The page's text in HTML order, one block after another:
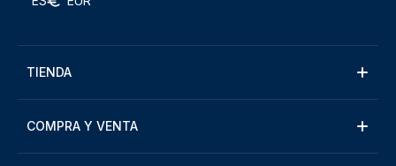
TIENDA
COMPRA Y VENTA